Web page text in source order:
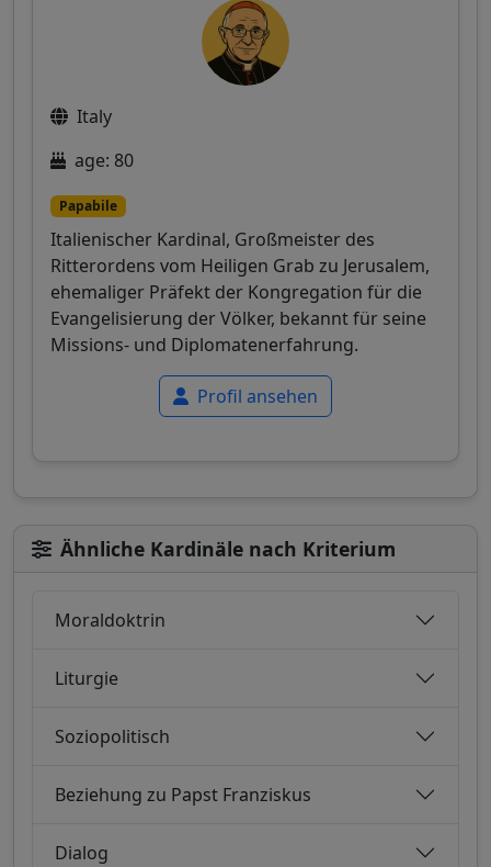
Italy
age: 80
Papabile
Italienischer Kardinal, Großmeister des
Ritterordens vom Heiligen Grab zu Jerusalem,
ehemaliger Präfekt der Kongregation für die
Evangelisierung der Völker, bekannt für seine
Missions- und Diplomatenerfahrung.
Profil ansehen
Ähnliche Kardinäle nach Kriterium
Moraldoktrin
Liturgie
Soziopolitisch
Beziehung zu Papst Franziskus
Dialog